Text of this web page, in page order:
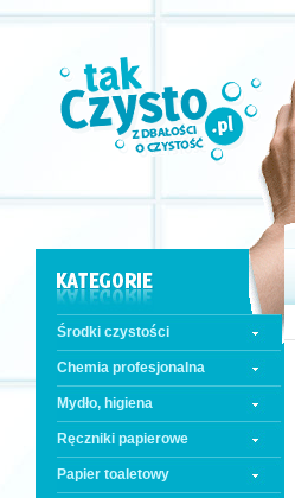
Środki czystości
Chemia profesjonalna
Mydło, higiena
Ręczniki papierowe
Papier toaletowy